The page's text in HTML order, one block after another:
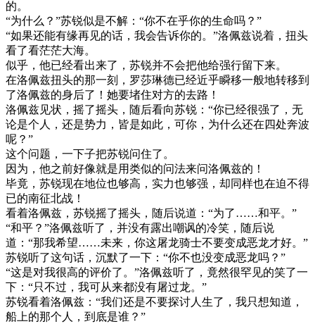
的。
“为什么？”苏锐似是不解：“你不在乎你的生命吗？”
“如果还能有缘再见的话，我会告诉你的。”洛佩兹说着，扭头
看了看茫茫大海。
似乎，他已经看出来了，苏锐并不会把他给强行留下来。
在洛佩兹扭头的那一刻，罗莎琳德已经近乎瞬移一般地转移到
了洛佩兹的身后了！她要堵住对方的去路！
洛佩兹见状，摇了摇头，随后看向苏锐：“你已经很强了，无
论是个人，还是势力，皆是如此，可你，为什么还在四处奔波
呢？”
这个问题，一下子把苏锐问住了。
因为，他之前好像就是用类似的问法来问洛佩兹的！
毕竟，苏锐现在地位也够高，实力也够强，却同样也在迫不得
已的南征北战！
看着洛佩兹，苏锐摇了摇头，随后说道：“为了……和平。”
“和平？”洛佩兹听了，并没有露出嘲讽的冷笑，随后说
道：“那我希望……未来，你这屠龙骑士不要变成恶龙才好。”
苏锐听了这句话，沉默了一下：“你不也没变成恶龙吗？”
“这是对我很高的评价了。”洛佩兹听了，竟然很罕见的笑了一
下：“只不过，我可从来都没有屠过龙。”
苏锐看着洛佩兹：“我们还是不要探讨人生了，我只想知道，
船上的那个人，到底是谁？”